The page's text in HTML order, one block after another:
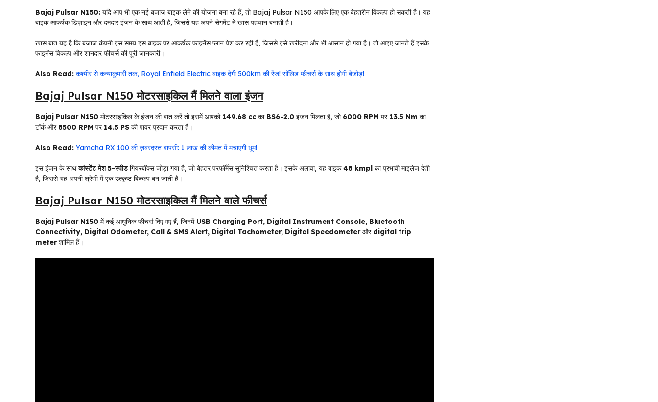
Bajaj Pulsar N150: यदि आप भी एक नई बजाज बाइक लेने की योजना बना रहे हैं, तो Bajaj Pulsar N150 आपके लिए एक बेहतरीन विकल्प हो सकती है। यह
बाइक आकर्षक डिज़ाइन और दमदार इंजन के साथ आती है, जिससे यह अपने सेगमेंट में खास पहचान बनाती है।
खास बात यह है कि बजाज कंपनी इस समय इस बाइक पर आकर्षक फाइनेंस प्लान पेश कर रही है, जिससे इसे खरीदना और भी आसान हो गया है। तो आइए जानते हैं इसके
फाइनेंस विकल्प और शानदार फीचर्स की पूरी जानकारी।
Also Read: कश्मीर से कन्याकुमारी तक, Royal Enfield Electric बाइक देगी 500km की रेंज! सॉलिड फीचर्स के साथ होगी बेजोड़!
Bajaj Pulsar N150 मोटरसाइकिल मैं मिलने वाला इंजन
Bajaj Pulsar N150 मोटरसाइकिल के इंजन की बात करें तो इसमें आपको149.68 cc का BS6-2.0 इंजन मिलता है, जो 6000 RPM पर 13.5 Nm का
टॉर्क और 8500 RPM पर 14.5 PS की पावर प्रदान करता है।
Also Read: Yamaha RX 100 की ज़बरदस्त वापसी: 1 लाख की कीमत में मचाएगी धूम!
इस इंजन के साथकांस्टेंट मेश 5-स्पीडगियरबॉक्स जोड़ा गया है, जो बेहतर परफॉर्मेंस सुनिश्चित करता है। इसके अलावा, यह बाइक48 kmpl का प्रभावी माइलेज देती
है, जिससे यह अपनी श्रेणी में एक उत्कृष्ट विकल्प बन जाती है।
Bajaj Pulsar N150 मोटरसाइकिल मैं मिलने वाले फीचर्स
Bajaj Pulsar N150 में कई आधुनिक फीचर्स दिए गए हैं, जिनमेंUSB Charging Port, Digital Instrument Console, Bluetooth
Connectivity, Digital Odometer, Call & SMS Alert, Digital Tachometer, Digital Speedometerऔर digital trip
meterशामिल हैं।